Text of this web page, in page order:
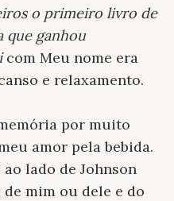
o primeiro livro de
que ganhou
com Meu nome era
e relaxamento.
por muito
amor pela bebida.
lado de Johnson
mim ou dele e do